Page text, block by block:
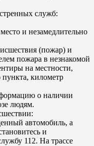
служб:
и незамедлительно
(пожар) и
пожара в незнакомой
на местности,
пункта, километр
о наличии
людям.
автомобиль, а
и
112. На трассе